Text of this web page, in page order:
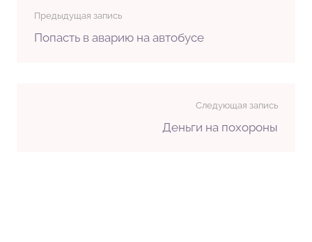
Предыдущая запись
Попасть в аварию на автобусе
Следующая запись
Деньги на похороны